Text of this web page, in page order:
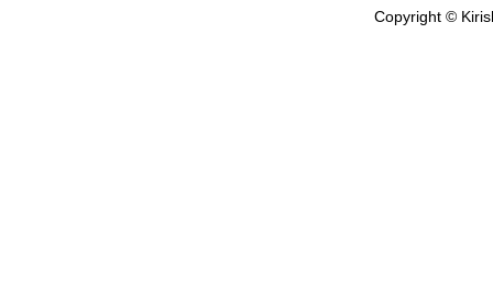
Copyright ©